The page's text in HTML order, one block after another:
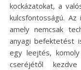
kockázatokat, a
kulcsfontosságú.
amely nemcsak
anyagi befektetést
egy leejtés,
cseréjétől